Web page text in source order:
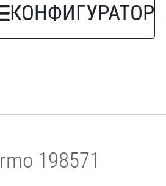
КОНФИГУРАТОР
198571